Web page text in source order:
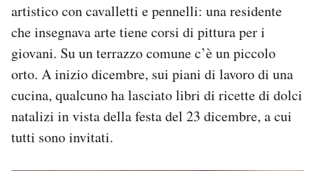
artistico con cavalletti e pennelli: una residente
che insegnava arte tiene corsi di pittura per i
giovani. Su un terrazzo comune c’è un piccolo
orto. A inizio dicembre, sui piani di lavoro di una
cucina, qualcuno ha lasciato libri di ricette di dolci
natalizi in vista della festa del 23 dicembre, a cui
tutti sono invitati.